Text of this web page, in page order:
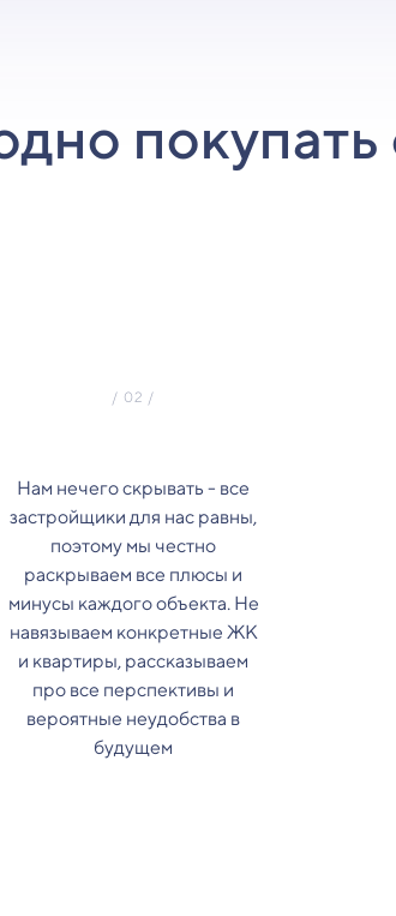
покупать
Нам нечего скрывать - все
застройщики для нас равны,
поэтому мы честно
раскрываем все плюсы и
минусы каждого объекта. Не
навязываем конкретные ЖК
и квартиры, рассказываем
про все перспективы и
вероятные неудобства в
будущем